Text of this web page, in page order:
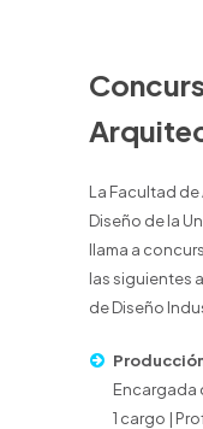
La Facultad
Diseño de la
llama a
las siguientes
de Diseño
Encargada
1 cargo |